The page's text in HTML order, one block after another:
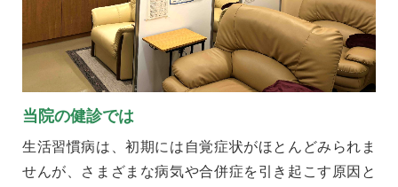
当院の健診では
生活習慣病は、初期には自覚症状がほとんどみられま
せんが、さまざまな病気や合併症を引き起こす原因と